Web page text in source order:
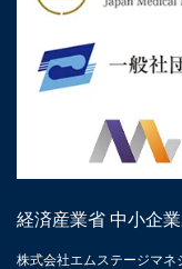
経済産業省 中小企
株式会社エムステージマネ